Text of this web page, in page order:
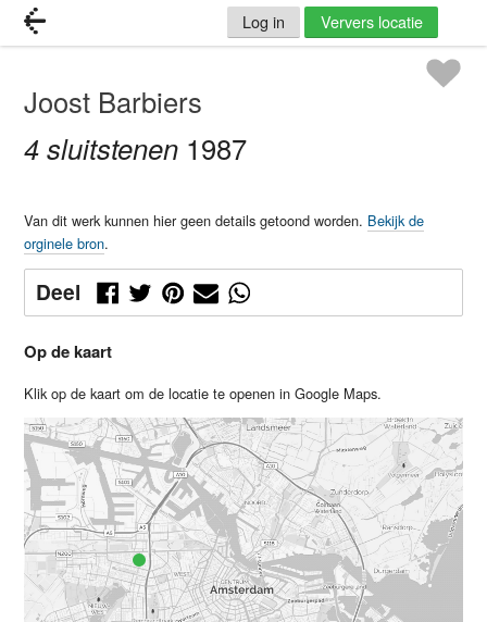
Log in Ververs locatie
Joost Barbiers
4 sluitstenen 1987
Van dit werk kunnen hier geen details getoond worden. Bekijk de
orginele bron.
Deel
Op de kaart
Klik op de kaart om de locatie te openen in Google Maps.